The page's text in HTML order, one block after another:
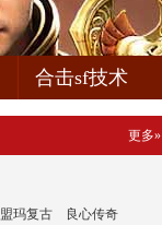
合击sf技术
更多»
盟玛复古
良心传奇